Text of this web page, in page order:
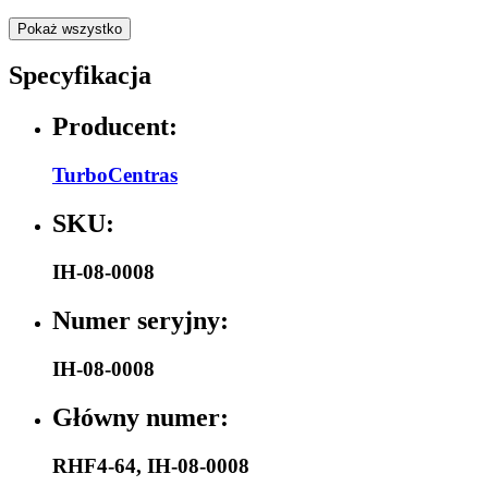
Pokaż wszystko
Specyfikacja
Producent:
TurboCentras
SKU:
IH-08-0008
Numer seryjny:
IH-08-0008
Główny numer:
RHF4-64, IH-08-0008